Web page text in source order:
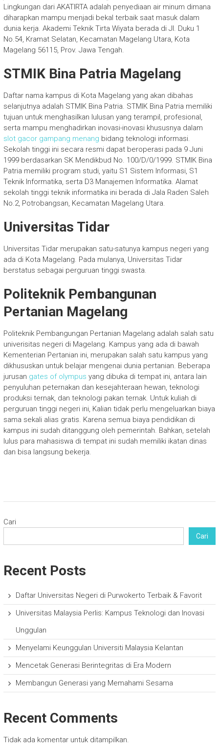
Lingkungan dari AKATIRTA adalah penyediaan air minum dimana
diharapkan mampu menjadi bekal terbaik saat masuk dalam
dunia kerja. Akademi Teknik Tirta Wiyata berada di Jl. Duku 1
No.54, Kramat Selatan, Kecamatan Magelang Utara, Kota
Magelang 56115, Prov. Jawa Tengah.
STMIK Bina Patria Magelang
Daftar nama kampus di Kota Magelang yang akan dibahas
selanjutnya adalah STMIK Bina Patria. STMIK Bina Patria memiliki
tujuan untuk menghasilkan lulusan yang terampil, profesional,
serta mampu menghadirkan inovasi-inovasi khususnya dalam
slot gacor gampang menang bidang teknologi informasi.
Sekolah tinggi ini secara resmi dapat beroperasi pada 9 Juni
1999 berdasarkan SK Mendikbud No. 100/D/0/1999. STMIK Bina
Patria memiliki program studi, yaitu S1 Sistem Informasi, S1
Teknik Informatika, serta D3 Manajemen Informatika. Alamat
sekolah tinggi teknik informatika ini berada di Jala Raden Saleh
No.2, Potrobangsan, Kecamatan Magelang Utara.
Universitas Tidar
Universitas Tidar merupakan satu-satunya kampus negeri yang
ada di Kota Magelang. Pada mulanya, Universitas Tidar
berstatus sebagai perguruan tinggi swasta.
Politeknik Pembangunan
Pertanian Magelang
Politeknik Pembangungan Pertanian Magelang adalah salah satu
univerisitas negeri di Magelang. Kampus yang ada di bawah
Kementerian Pertanian ini, merupakan salah satu kampus yang
dikhususkan untuk belajar mengenai dunia pertanian. Beberapa
jurusan gates of olympus yang dibuka di tempat ini, antara lain
penyuluhan peternakan dan kesejahteraan hewan, teknologi
produksi ternak, dan teknologi pakan ternak. Untuk kuliah di
perguruan tinggi negeri ini, Kalian tidak perlu mengeluarkan biaya
sama sekali alias gratis. Karena semua biaya pendidikan di
kampus ini sudah ditanggung oleh pemerintah. Bahkan, setelah
lulus para mahasiswa di tempat ini sudah memiliki ikatan dinas
dan bisa langsung bekerja.
Cari
Cari
Recent Posts
Daftar Universitas Negeri di Purwokerto Terbaik & Favorit
Universitas Malaysia Perlis: Kampus Teknologi dan Inovasi
Unggulan
Menyelami Keunggulan Universiti Malaysia Kelantan
Mencetak Generasi Berintegritas di Era Modern
Membangun Generasi yang Memahami Sesama
Recent Comments
Tidak ada komentar untuk ditampilkan.